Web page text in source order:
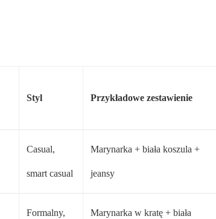
Styl Przykładowe zestawienie
Casual,
smart casual
Marynarka + biała koszula +
jeansy
Formalny, Marynarka w kratę + biała